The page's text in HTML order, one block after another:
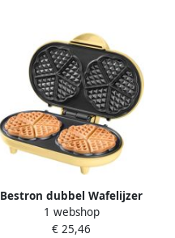
antiaanbaklaag
wafelformaat: Ø 10cm
officieel gelicentieerd Geel
Bestron dubbel Wafelijzer
voor klassieke hartwafels
Wafelmaker met
1 webshop
€ 25,46